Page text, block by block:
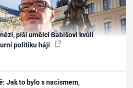
píší umělci Babišovi kvůli
politiku hájí
Jak to bylo s nacismem,